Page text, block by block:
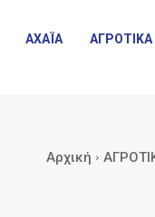
ΑΧΑΪΑ ΑΓΡΟΤΙΚΑ
Αρχική